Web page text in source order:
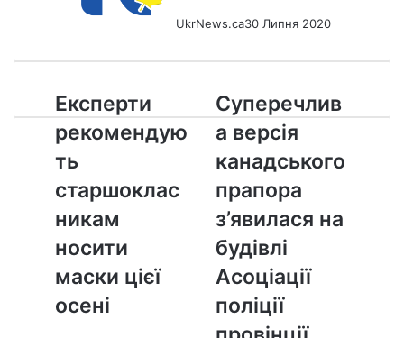
UkrNews.ca30 Липня 2020
Експерти
рекомендують
старшокласникам
носити
маски
цієї
осені
Експерти
рекомендую
ть
старшоклас
никам
носити
маски цієї
осені
Суперечлива
версія
канадського
прапора
з’явилася
на
будівлі
Асоціації
поліції
провінції
Онтаріо
Суперечлив
а версія
канадського
прапора
з’явилася на
будівлі
Асоціації
поліції